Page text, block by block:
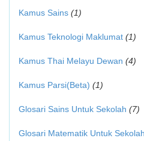
Kamus Sains (1)
Kamus Teknologi Maklumat (1)
Kamus Thai Melayu Dewan (4)
Kamus Parsi(Beta) (1)
Glosari Sains Untuk Sekolah (7)
Glosari Matematik Untuk Sekolah